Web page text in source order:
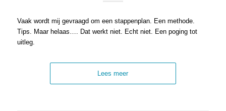
Vaak wordt mij gevraagd om een stappenplan. Een methode.
Tips. Maar helaas…. Dat werkt niet. Echt niet. Een poging tot
uitleg.
Lees meer